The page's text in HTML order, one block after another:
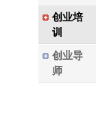
创业培
训
创业导
师